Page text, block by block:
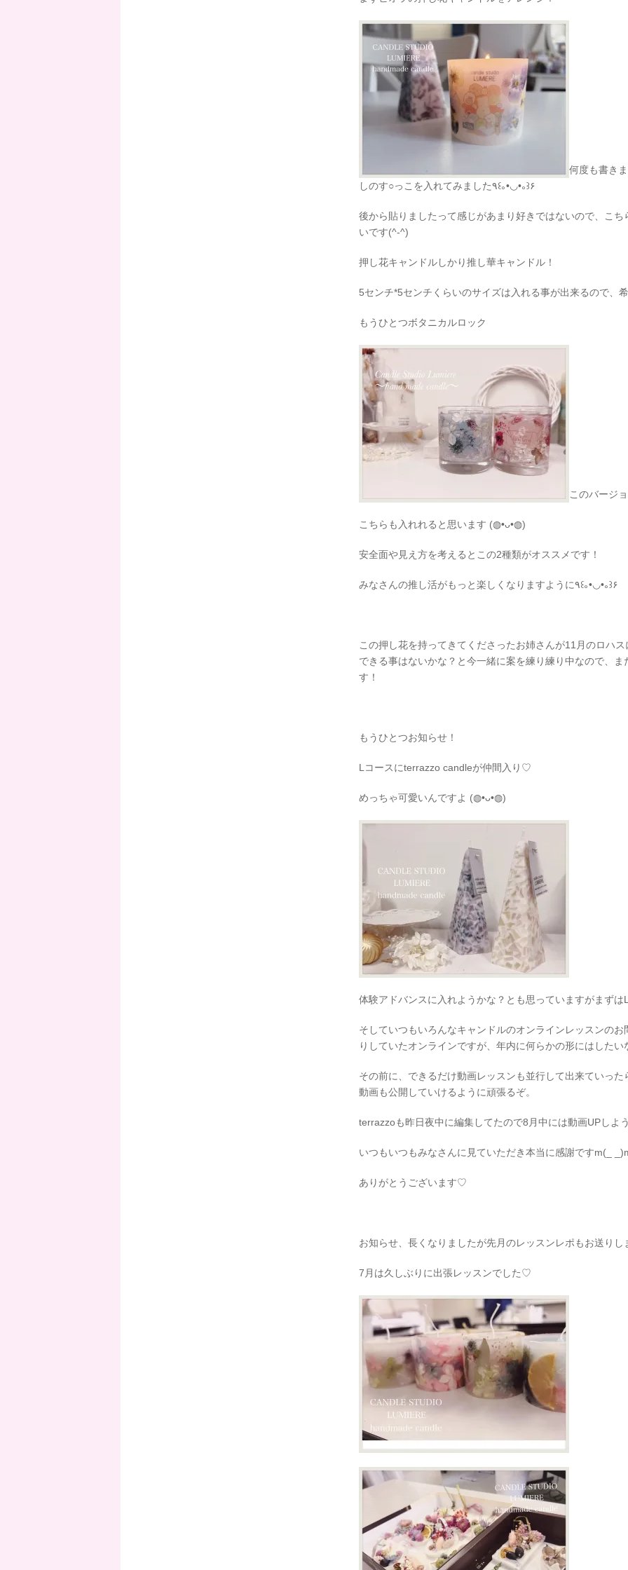
何度も書き
しのす○っこを入れてみました
٩꒰｡•◡•｡꒱۶
後から貼りましたって感じがあまり好きではないので、こ
いです(^-^)
押し花キャンドルしかり推し華キャンドル！
5センチ*5センチくらいのサイズは入れる事が出来るので、
もうひとつボタニカルロック
このバージ
こちらも入れれると思います (◍•ᴗ•◍)
安全面や見え方を考えるとこの2種類がオススメです！
みなさんの推し活がもっと楽しくなりますように ٩꒰｡•◡•｡꒱۶
この押し花を持ってきてくださったお姉さんが11月のロハ
できる事はないかな？と今一緒に案を練り練り中なので、
す！
もうひとつお知らせ！
Lコースにterrazzo candleが仲間入り ♡
めっちゃ可愛いんですよ (◍•ᴗ•◍)
体験アドバンスに入れようかな？とも思っていますがまずは
そしていつもいろんなキャンドルのオンラインレッスンの
りしていたオンラインですが、年内に何らかの形にはした
その前に、できるだけ動画レッスンも並行して出来ていっ
動画も公開していけるように頑張るぞ。
terrazzoも昨日夜中に編集してたので8月中には動画UPしよ
いつもいつもみなさんに見ていただき本当に感謝ですm(_
ありがとうございます♡
お知らせ、長くなりましたが先月のレッスンレポもお送り
7月は久しぶりに出張レッスンでした♡